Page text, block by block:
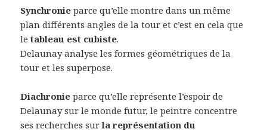
Synchronieparce qu’elle montre dans un même
plan différents angles de la tour et c’est en cela que
letableau est cubiste.
Delaunay analyse les formes géométriques de la
tour et les superpose.
Diachronieparce qu’elle représente l’espoir de
Delaunay sur le monde futur, le peintre concentre
ses recherches surla représentation du